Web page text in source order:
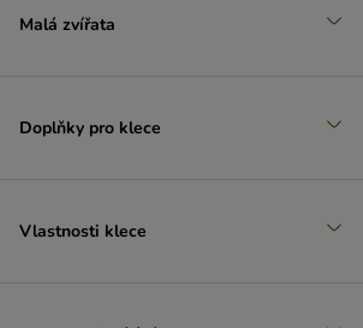
Malá zvířata
Doplňky pro klece
Vlastnosti klece